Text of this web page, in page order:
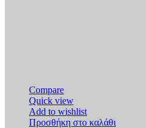
Compare
Quick view
Add to wishlist
Προσθήκη στο καλάθι